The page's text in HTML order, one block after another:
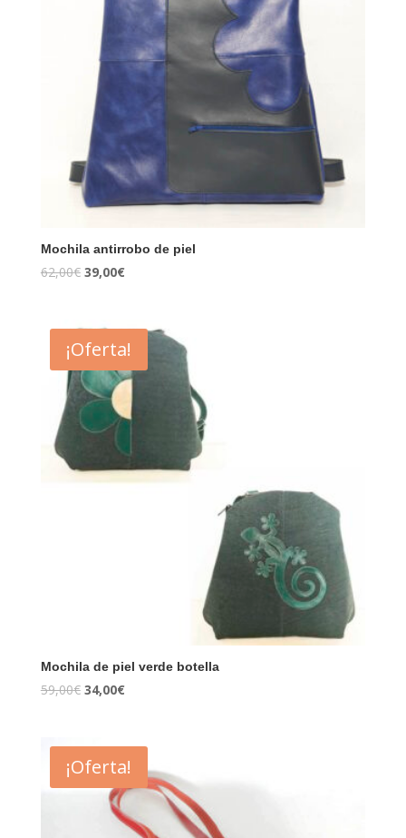
Mochila antirrobo de piel
62,00€ 39,00€
¡Oferta!
Mochila de piel verde botella
59,00€ 34,00€
¡Oferta!